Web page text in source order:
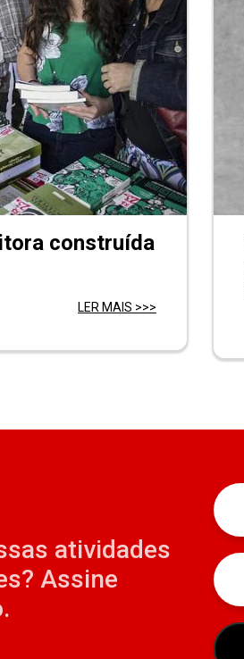
construída
LER MAIS >>>
atividades
Assine